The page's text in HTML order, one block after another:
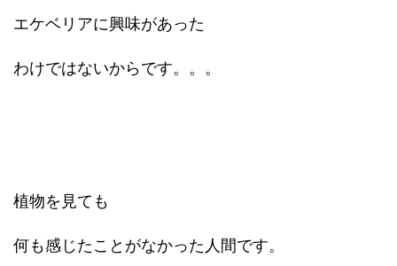
エケベリアに興味があった
わけではないからです。。。
植物を見ても
何も感じたことがなかった人間です。